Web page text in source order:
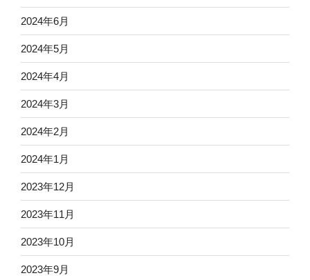
2024年6月
2024年5月
2024年4月
2024年3月
2024年2月
2024年1月
2023年12月
2023年11月
2023年10月
2023年9月